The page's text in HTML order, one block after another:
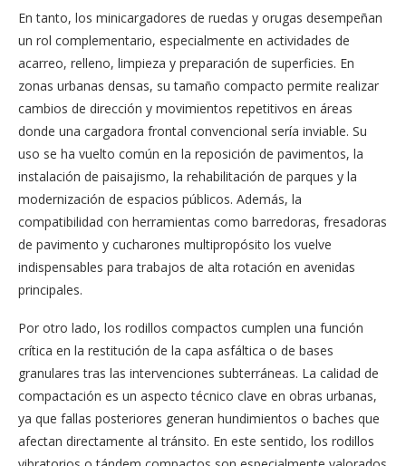
En tanto, los minicargadores de ruedas y orugas desempeñan
un rol complementario, especialmente en actividades de
acarreo, relleno, limpieza y preparación de superficies. En
zonas urbanas densas, su tamaño compacto permite realizar
cambios de dirección y movimientos repetitivos en áreas
donde una cargadora frontal convencional sería inviable. Su
uso se ha vuelto común en la reposición de pavimentos, la
instalación de paisajismo, la rehabilitación de parques y la
modernización de espacios públicos. Además, la
compatibilidad con herramientas como barredoras, fresadoras
de pavimento y cucharones multipropósito los vuelve
indispensables para trabajos de alta rotación en avenidas
principales.
Por otro lado, los rodillos compactos cumplen una función
crítica en la restitución de la capa asfáltica o de bases
granulares tras las intervenciones subterráneas. La calidad de
compactación es un aspecto técnico clave en obras urbanas,
ya que fallas posteriores generan hundimientos o baches que
afectan directamente al tránsito. En este sentido, los rodillos